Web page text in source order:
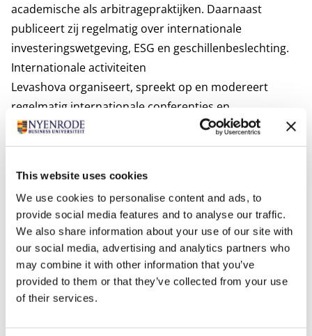
This website uses cookies
We use cookies to personalise content and ads, to
provide social media features and to analyse our traffic.
We also share information about your use of our site with
our social media, advertising and analytics partners who
may combine it with other information that you’ve
provided to them or that they’ve collected from your use
of their services.
academische als arbitragepraktijken. Daarnaast
publiceert zij regelmatig over internationale
investeringswetgeving, ESG en geschillenbeslechting.
Internationale activiteiten
Levashova organiseert, spreekt op en modereert
regelmatig internationale conferenties en
evenementen, waaronder tijdens Paris Arbitration
Week en bijeenkomsten van de Verenigde Naties.
Universiteit van Napels, het European University
Institute, de Universiteit Gent en het Max Planck
Institute. Via haar internationale onderzoek,
samenwerkingen en bestuurlijke functies draagt zij bij
aan de ontwikkeling van kennis en praktijk op het
gebied van verantwoord ondernemerschap en
duurzame investeringen.